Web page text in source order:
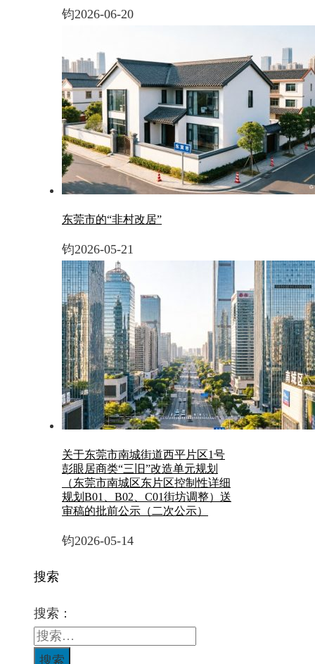
钧2026-06-20
东莞市的“非村改居”
钧2026-05-21
关于东莞市南城街道西平片区1号
彭眼居商类“三旧”改造单元规划
（东莞市南城区东片区控制性详细
规划B01、B02、C01街坊调整）送
审稿的批前公示（二次公示）
钧2026-05-14
搜索
搜索：